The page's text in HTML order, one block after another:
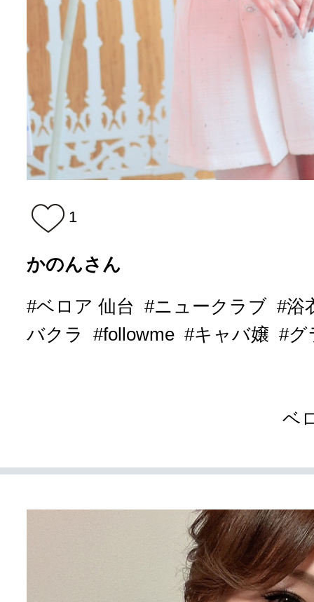
1
かのんさん
#ベロア 仙台 #ニュークラブ #浴
バクラ
#followme #キャバ嬢 #グ
ベ